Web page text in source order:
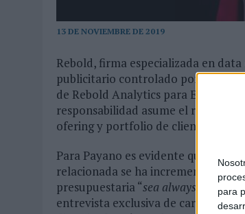
para
13 DE NOVIEMBRE DE 2019
Rebold, firma especializada en
publicitario controlado por la
de Rebold Analytics para España,
responsabilidad asume el reto de
ofering y portfolio de clientes.
Para Payano es evidente que la
relacionada se ha incrementado y
presupuestaria “sea always on e
entrevista exclusiva de cara a